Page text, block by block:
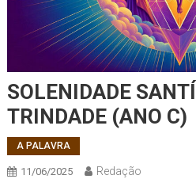
SOLENIDADE
TRINDADE (ANO C)
A PALAVRA
11/06/2025 Redação